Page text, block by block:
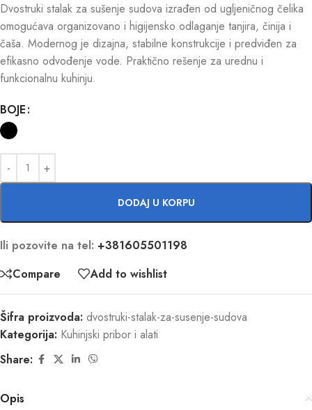
Dvostruki stalak za sušenje sudova izrađen od ugljeničnog čelika
omogućava organizovano i higijensko odlaganje tanjira, činija i
čaša. Modernog je dizajna, stabilne konstrukcije i predviđen za
efikasno odvođenje vode. Praktično rešenje za urednu i
funkcionalnu kuhinju.
BOJE
DODAJ U KORPU
Ili pozovite na tel: +381605501198
Compare
Add to wishlist
Šifra proizvoda: dvostruki-stalak-za-susenje-sudova
Kategorija: Kuhinjski pribor i alati
Share:
Opis